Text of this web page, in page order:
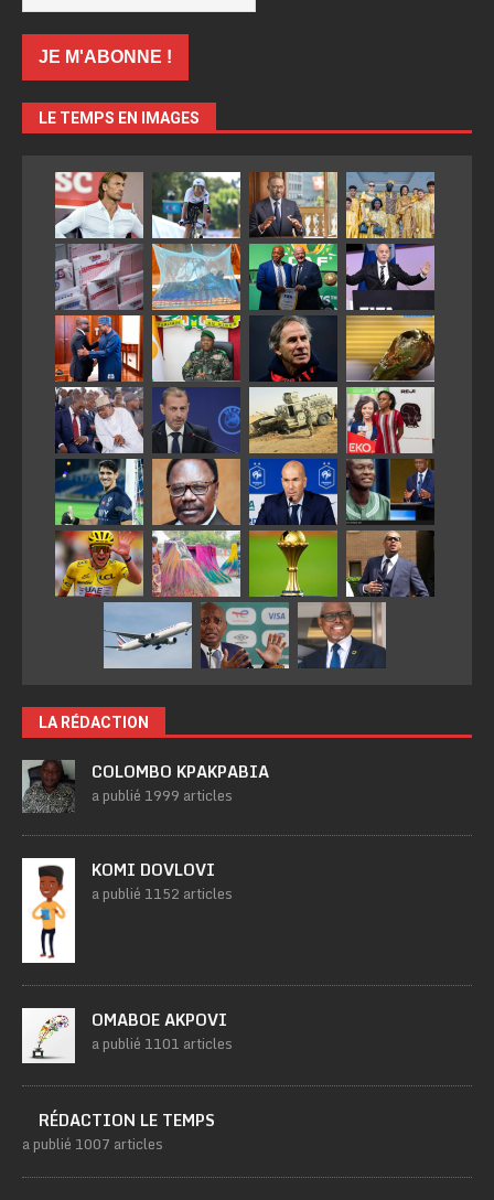
LE TEMPS EN IMAGES
LA RÉDACTION
COLOMBO KPAKPABIA
a publié 1999 articles
KOMI DOVLOVI
a publié 1152 articles
OMABOE AKPOVI
a publié 1101 articles
RÉDACTION LE TEMPS
a publié 1007 articles